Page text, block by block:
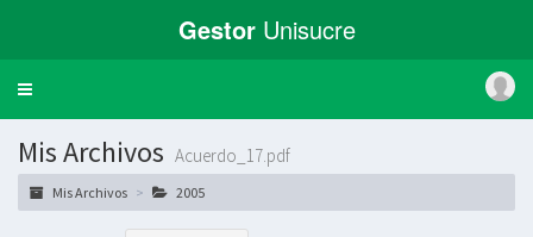
Gestor Unisucre
Toggle
Mis Archivos Acuerdo_17.pdf
Mis Archivos 2005